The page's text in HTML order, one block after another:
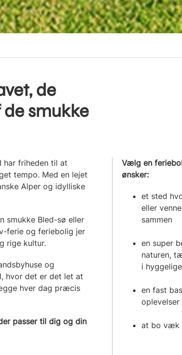
de
smukke
har friheden til at
tempo. Med en lejet
Alper og idylliske
smukke Bled-sø eller
ferie og feriebolig jer
rige kultur.
og
hvor det er det let at
hver dag præcis
passer til dig og din
Vælg en
ønsker:
et sted
eller
sammen
en super
naturen,
i
en fast
at bo væk